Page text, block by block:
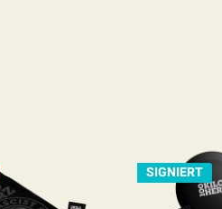
SIGNIERT